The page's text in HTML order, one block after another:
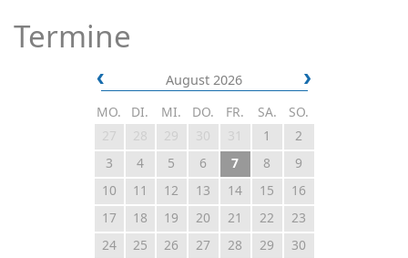
Termine
August 2026
MO.
DI. MI. DO. FR. SA.
SO.
27
29 30 31 1
2
3
4 5 6 7 8
9
10
11 12 13 14 15
16
17
18 19 20 21 22
23
24
25 26 27 28 29
30